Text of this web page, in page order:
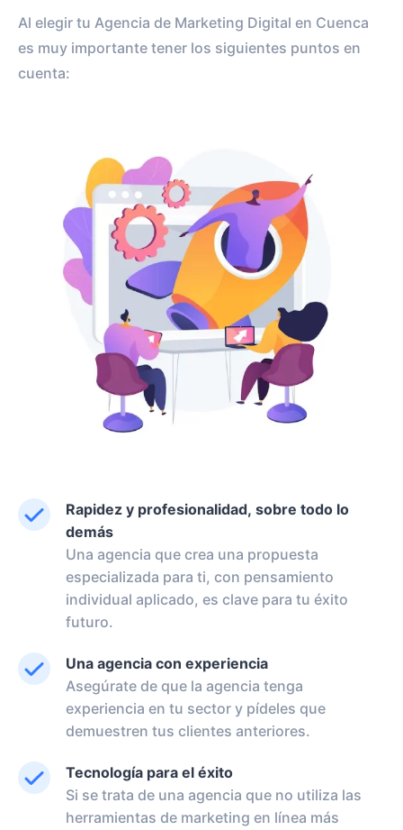
Al elegir tu Agencia de Marketing Digital en Cuenca
es muy importante tener los siguientes puntos en
cuenta:
Rapidez y profesionalidad, sobre todo lo
demás
Una agencia que crea una propuesta
especializada para ti, con pensamiento
individual aplicado, es clave para tu éxito
futuro.
Una agencia con experiencia
Asegúrate de que la agencia tenga
experiencia en tu sector y pídeles que
demuestren tus clientes anteriores.
Tecnología para el éxito
Si se trata de una agencia que no utiliza las
herramientas de marketing en línea más